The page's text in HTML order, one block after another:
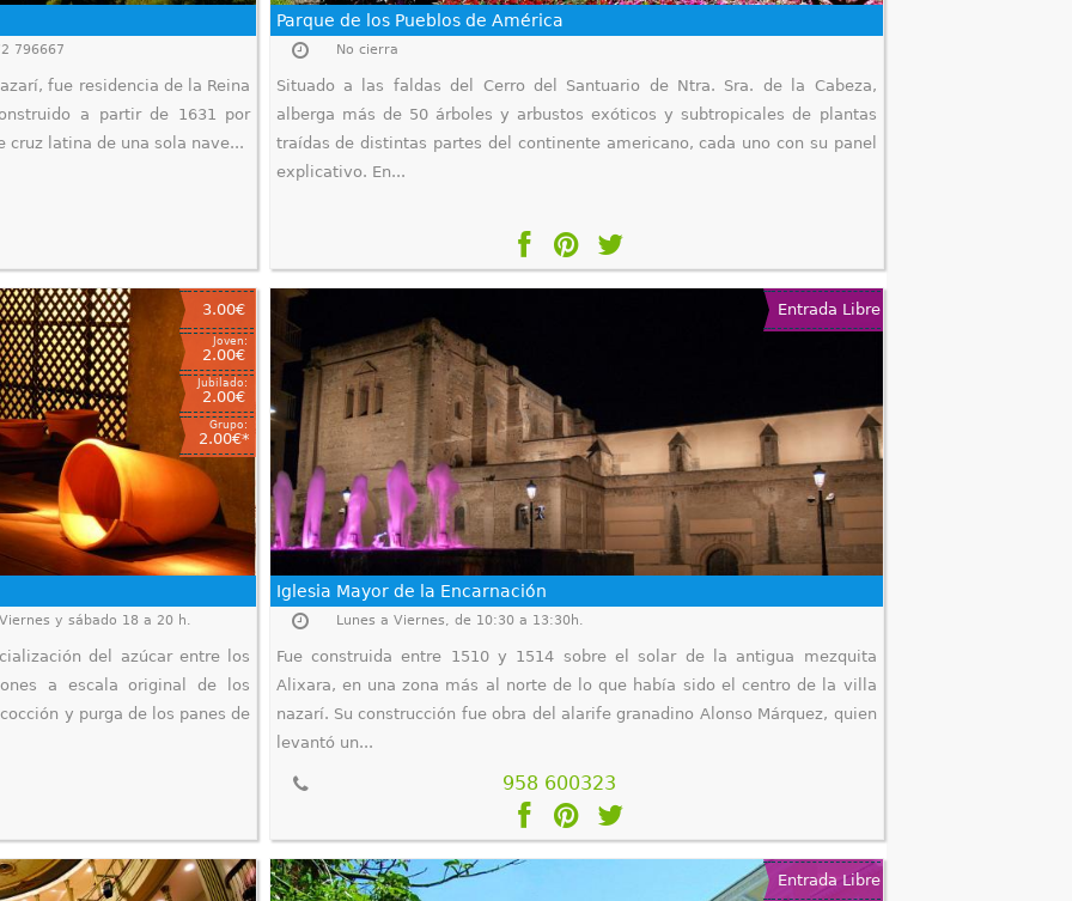
796667
fue residencia de la Reina
a partir de 1631 por
cruz latina de una sola nave...
Parque de los Pueblos de América
No cierra
Situado a las faldas del Cerro del Santuario de Ntra. Sra. de la Cabeza,
alberga más de 50 árboles y arbustos exóticos y subtropicales de plantas
traídas de distintas partes del continente americano, cada uno con su panel
explicativo. En...
3.00€
Joven:
2.00€
Jubilado:
2.00€
Grupo:
2.00€*
y sábado 18 a 20 h.
del azúcar entre los
a escala original de los
y purga de los panes de
Iglesia Mayor de la Encarnación
Entrada Libre
Lunes a Viernes, de 10:30 a 13:30h.
Fue construida entre 1510 y 1514 sobre el solar de la antigua mezquita
Alixara, en una zona más al norte de lo que había sido el centro de la villa
nazarí. Su construcción fue obra del alarife granadino Alonso Márquez, quien
levantó un...
958 600323
Entrada Libre